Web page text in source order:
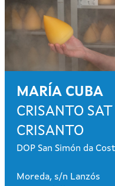
MARÍA CUBA
CRISANTO
CRISANTO
DOP San Simón da
Moreda, s/n Lanzós